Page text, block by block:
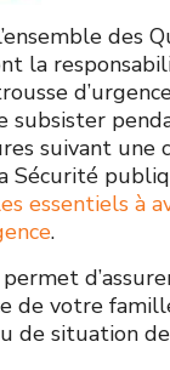
des
la
subsister
suivant une
Sécurité
essentiels à
.
de votre
de situation